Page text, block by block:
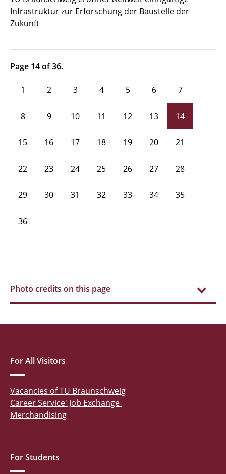
Infrastruktur zur Erforschung der Baustelle der
Zukunft
Page 14 of 36.
1 2 3 4 5 6 7
8 9 10 11 12 13 14
15 16 17 18 19 20 21
22 23 24 25 26 27 28
29 30 31 32 33 34 35
36
Photo credits on this page
For All Visitors
Vacancies of TU Braunschweig
Career Service' Job Exchange
Merchandising
For Students